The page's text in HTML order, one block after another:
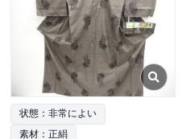
状態：非常によい
素材：正絹